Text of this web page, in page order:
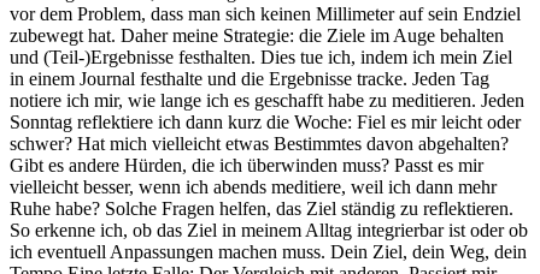
vor dem Problem, dass man sich keinen Millimeter auf sein Endziel
zubewegt hat. Daher meine Strategie: die Ziele im Auge behalten
und (Teil-)Ergebnisse festhalten. Dies tue ich, indem ich mein Ziel
in einem Journal festhalte und die Ergebnisse tracke. Jeden Tag
notiere ich mir, wie lange ich es geschafft habe zu meditieren. Jeden
Sonntag reflektiere ich dann kurz die Woche: Fiel es mir leicht oder
schwer? Hat mich vielleicht etwas Bestimmtes davon abgehalten?
Gibt es andere Hürden, die ich überwinden muss? Passt es mir
vielleicht besser, wenn ich abends meditiere, weil ich dann mehr
Ruhe habe? Solche Fragen helfen, das Ziel ständig zu reflektieren.
So erkenne ich, ob das Ziel in meinem Alltag integrierbar ist oder ob
ich eventuell Anpassungen machen muss. Dein Ziel, dein Weg, dein